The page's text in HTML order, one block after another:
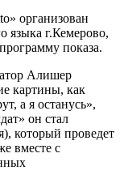
организован
языка г.Кемерово,
показа.
Алишер
картины, как
а я останусь»,
он стал
который проведет
вместе с